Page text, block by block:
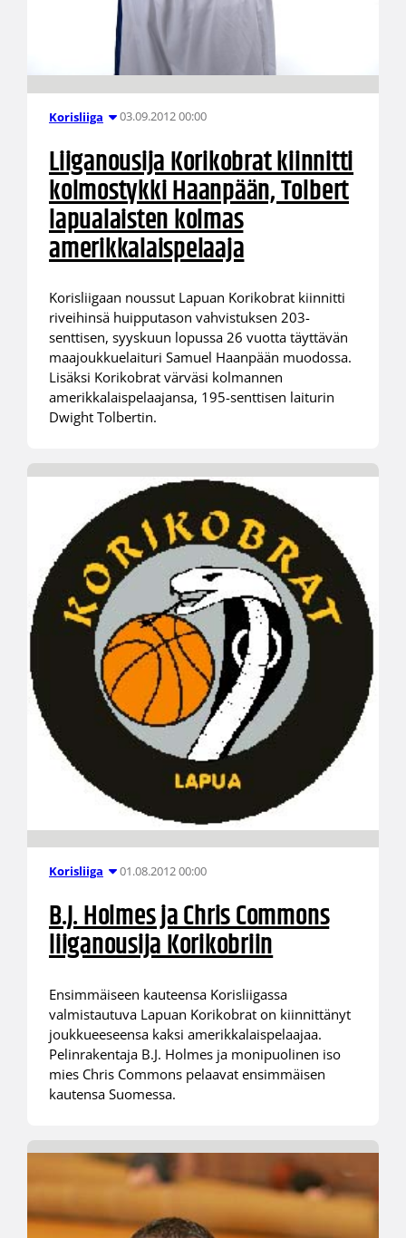
Korisliiga 03.09.2012 00:00
Liiganousija Korikobrat kiinnitti
kolmostykki Haanpään, Tolbert
lapualaisten kolmas
amerikkalaispelaaja
Korisliigaan noussut Lapuan Korikobrat kiinnitti
riveihinsä huipputason vahvistuksen 203-
senttisen, syyskuun lopussa 26 vuotta täyttävän
maajoukkuelaituri Samuel Haanpään muodossa.
Lisäksi Korikobrat värväsi kolmannen
amerikkalaispelaajansa, 195-senttisen laiturin
Dwight Tolbertin.
Korisliiga 01.08.2012 00:00
B.J. Holmes ja Chris Commons
liiganousija Korikobriin
Ensimmäiseen kauteensa Korisliigassa
valmistautuva Lapuan Korikobrat on kiinnittänyt
joukkueeseensa kaksi amerikkalaispelaajaa.
Pelinrakentaja B.J. Holmes ja monipuolinen iso
mies Chris Commons pelaavat ensimmäisen
kautensa Suomessa.